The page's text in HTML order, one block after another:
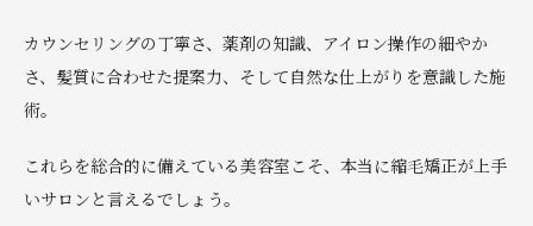
カウンセリングの丁寧さ、薬剤の知識、アイロン操作の細やか
さ、髪質に合わせた提案力、そして自然な仕上がりを意識した施
術。
これらを総合的に備えている美容室こそ、本当に縮毛矯正が上手
いサロンと言えるでしょう。